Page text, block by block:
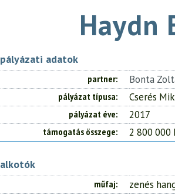
Haydn
pályázati adatok
partner Bonta
pályázat típusa Cserés
pályázat éve 2017
támogatás összege 2 800 000
alkotók
műfaj zenés